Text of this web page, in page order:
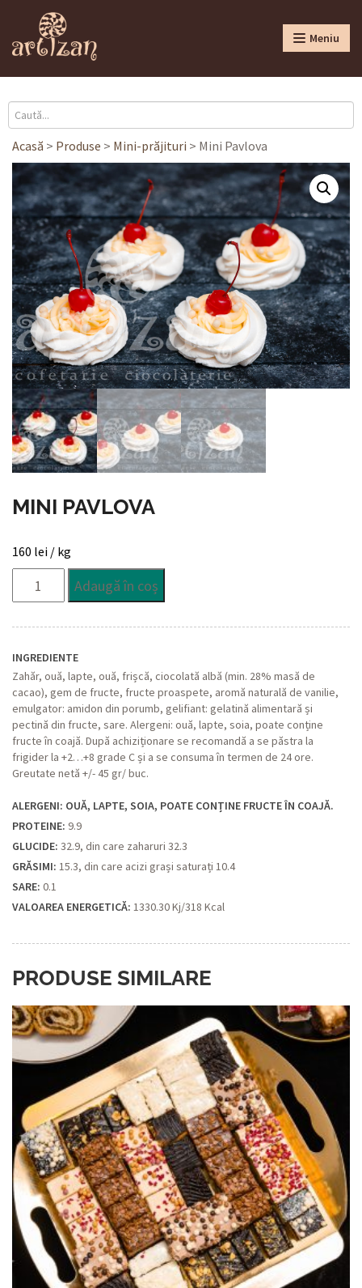
Meniu
Acasă > Produse > Mini-prăjituri > Mini Pavlova
MINI PAVLOVA
160 lei / kg
Adaugă în coș
INGREDIENTE
Zahăr, ouă, lapte, ouă, frișcă, ciocolată albă (min. 28% masă de
cacao), gem de fructe, fructe proaspete, aromă naturală de vanilie,
emulgator: amidon din porumb, gelifiant: gelatină alimentară și
pectină din fructe, sare. Alergeni: ouă, lapte, soia, poate conține
fructe în coajă. După achiziționare se recomandă a se păstra la
frigider la +2…+8 grade C și a se consuma în termen de 24 ore.
Greutate netă +/- 45 gr/ buc.
ALERGENI: OUĂ, LAPTE, SOIA, POATE CONȚINE FRUCTE ÎN COAJĂ.
PROTEINE: 9.9
GLUCIDE: 32.9, din care zaharuri 32.3
GRĂSIMI: 15.3, din care acizi grași saturați 10.4
SARE: 0.1
VALOAREA ENERGETICĂ: 1330.30 Kj/318 Kcal
PRODUSE SIMILARE